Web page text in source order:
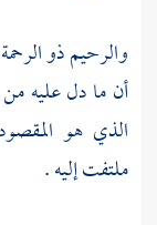
والرحيم ذو
أن ما دل عليه
الذي هو
ملتفت إليه .